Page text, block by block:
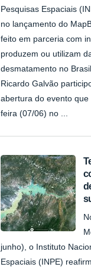
Pesquisas Espaciais
no lançamento do
feito em parceria com
produzem ou utilizam
desmatamento no
Ricardo Galvão
abertura do evento
feira (07/06) no ...
junho), o Instituto
Espaciais (INPE)